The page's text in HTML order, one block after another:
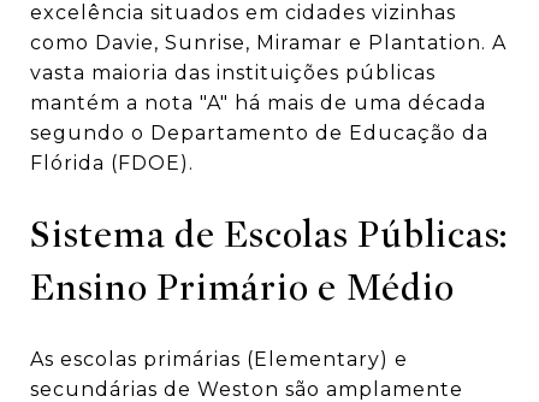
excelência situados em cidades vizinhas
como Davie, Sunrise, Miramar e Plantation. A
vasta maioria das instituições públicas
mantém a nota "A" há mais de uma década
segundo o Departamento de Educação da
Flórida (FDOE).
Sistema de Escolas Públicas:
Ensino Primário e Médio
As escolas primárias (Elementary) e
secundárias de Weston são amplamente